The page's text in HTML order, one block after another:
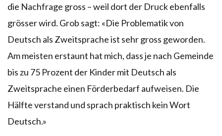
die Nachfrage gross – weil dort der Druck ebenfalls
grösser wird. Grob sagt: «Die Problematik von
Deutsch als Zweitsprache ist sehr gross geworden.
Am meisten erstaunt hat mich, dass je nach Gemeinde
bis zu 75 Prozent der Kinder mit Deutsch als
Zweitsprache einen Förderbedarf aufweisen. Die
Hälfte verstand und sprach praktisch kein Wort
Deutsch.»